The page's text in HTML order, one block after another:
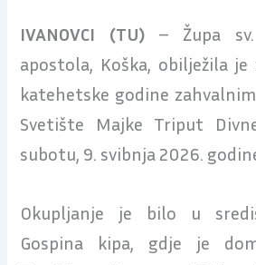
IVANOVCI (TU)– Župa
apostola, Koška, obilježila je
katehetske godine
Svetište Majke Triput
subotu, 9. svibnja 2026.
Okupljanje je bilo u
Gospina kipa, gdje je